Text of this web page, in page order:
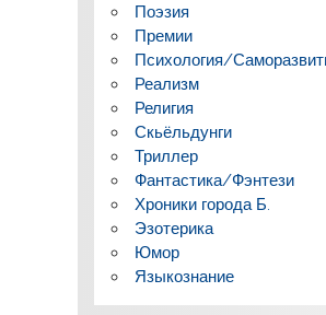
Поэзия
Премии
Психология/
Реализм
Религия
Скьёльдунги
Триллер
Фантастика/Фэнтези
Хроники города Б.
Эзотерика
Юмор
Языкознание